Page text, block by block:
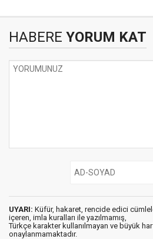
HABERE YORUM KAT
UYARI: Küfür, hakaret, rencide edici
içeren, imla kuralları ile yazılmamış,
Türkçe karakter kullanılmayan ve büyük
onaylanmamaktadır.